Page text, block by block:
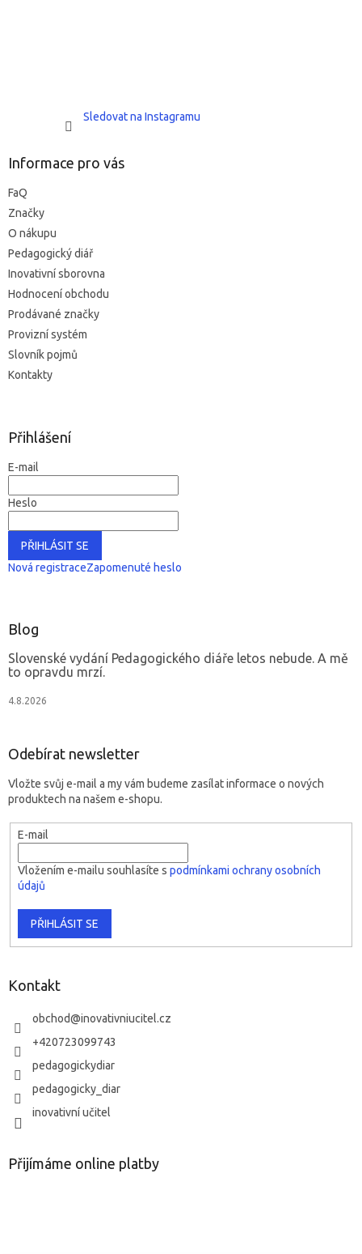
Sledovat na Instagramu
Informace pro vás
FaQ
Značky
O nákupu
Pedagogický diář
Inovativní sborovna
Hodnocení obchodu
Prodávané značky
Provizní systém
Slovník pojmů
Kontakty
Přihlášení
E-mail
Heslo
PŘIHLÁSIT SE
Nová registraceZapomenuté heslo
Blog
Slovenské vydání Pedagogického diáře letos nebude. A mě
to opravdu mrzí.
4.8.2026
Odebírat newsletter
Vložte svůj e-mail a my vám budeme zasílat informace o nových
produktech na našem e-shopu.
E-mail
Vložením e-mailu souhlasíte s podmínkami ochrany osobních
údajů
PŘIHLÁSIT SE
Kontakt
obchod@inovativniucitel.cz
+420723099743
pedagogickydiar
pedagogicky_diar
inovativní učitel
Přijímáme online platby